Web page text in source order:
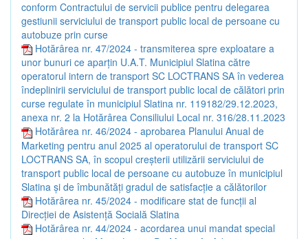
conform Contractului de servicii publice pentru delegarea
gestiunii serviciului de transport public local de persoane cu
autobuze prin curse
Hotărârea nr. 47/2024 - transmiterea spre exploatare a
unor bunuri ce aparțin U.A.T. Municipiul Slatina către
operatorul intern de transport SC LOCTRANS SA în vederea
îndeplinirii serviciului de transport public local de călători prin
curse regulate în municipiul Slatina nr. 119182/29.12.2023,
anexa nr. 2 la Hotărârea Consiliului Local nr. 316/28.11.2023
Hotărârea nr. 46/2024 - aprobarea Planului Anual de
Marketing pentru anul 2025 al operatorului de transport SC
LOCTRANS SA, în scopul creșterii utilizării serviciului de
transport public local de persoane cu autobuze în municipiul
Slatina și de îmbunătăți gradul de satisfacție a călătorilor
Hotărârea nr. 45/2024 - modificare stat de funcții al
Direcției de Asistență Socială Slatina
Hotărârea nr. 44/2024 - acordarea unui mandat special